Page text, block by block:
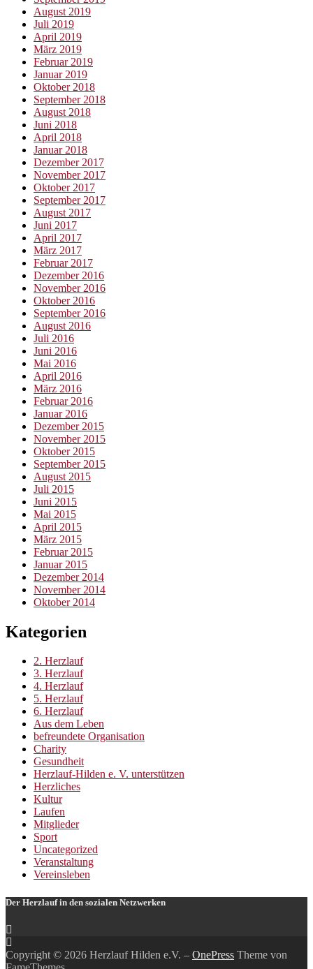
August 2019
Juli 2019
April 2019
März 2019
Februar 2019
Januar 2019
Oktober 2018
September 2018
August 2018
Juni 2018
April 2018
Januar 2018
Dezember 2017
November 2017
Oktober 2017
September 2017
August 2017
Juni 2017
April 2017
März 2017
Februar 2017
Dezember 2016
November 2016
Oktober 2016
September 2016
August 2016
Juli 2016
Juni 2016
Mai 2016
April 2016
März 2016
Februar 2016
Januar 2016
Dezember 2015
November 2015
Oktober 2015
September 2015
August 2015
Juli 2015
Juni 2015
Mai 2015
April 2015
März 2015
Februar 2015
Januar 2015
Dezember 2014
November 2014
Oktober 2014
Kategorien
2. Herzlauf
3. Herzlauf
4. Herzlauf
5. Herzlauf
6. Herzlauf
Aus dem Leben
befreundete Organisation
Charity
Gesundheit
Herzlauf-Hilden e. V. unterstützen
Herzliches
Kultur
Laufen
Mitglieder
Sport
Uncategorized
Veranstaltung
Vereinsleben
Der Herzlauf in den sozialen Netzwerken
Copyright © 2026 Herzlauf Hilden e.V. – OnePress Theme von